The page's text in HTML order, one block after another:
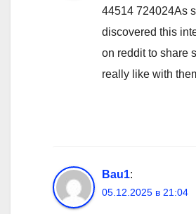
44514 724024As
discovered this
on reddit to share
really like with
Bau1:
05.12.2025 в 21:04